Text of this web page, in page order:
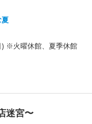
) ※火曜休館、夏季休館
迷宮〜